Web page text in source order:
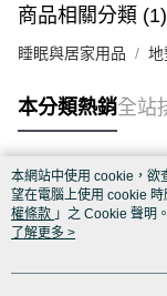
商品相關分類 (1)
睡眠與居家用品 地
本分類熱銷全站
熱門標籤
本網站中使用 cookie，欲
望在電腦上使用 cookie
權條款 」之 Cookie 聲明
用條款之 Cookie 聲明使用
了解更多 >